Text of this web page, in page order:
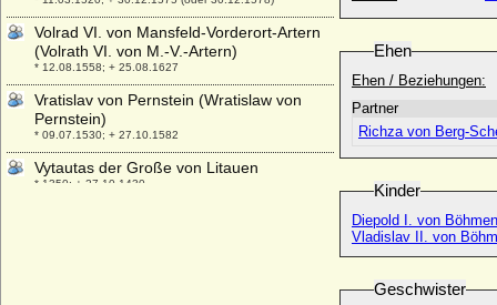
Ehen
Ehen / Beziehungen:
Partner
Richza von Berg-
Kinder
Diepold I. von
Vladislav II. von
Geschwister
Volrad VI. von Mansfeld-Vorderort-Artern
(Volrath VI. von M.-V.-Artern)
* 12.08.1558; + 25.08.1627
Vratislav von Pernstein (Wratislaw von
Pernstein)
* 09.07.1530; + 27.10.1582
Vytautas der Große von Litauen
* 1350; + 27.10.1430